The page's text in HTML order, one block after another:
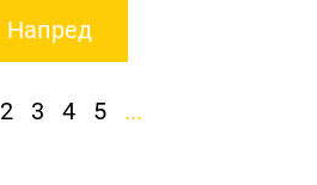
Напред
2 3 4 5 ...